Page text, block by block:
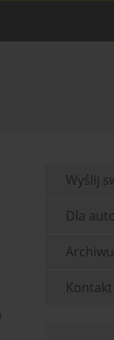
Wyślij
Dla
Kontakt